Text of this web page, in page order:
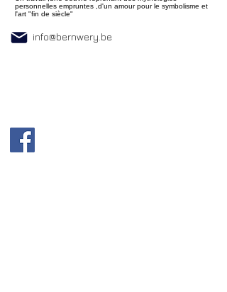
personnelles empruntes ,d'un amour pour le symbolisme et
l'art "fin de siècle"
info@bernwery.be